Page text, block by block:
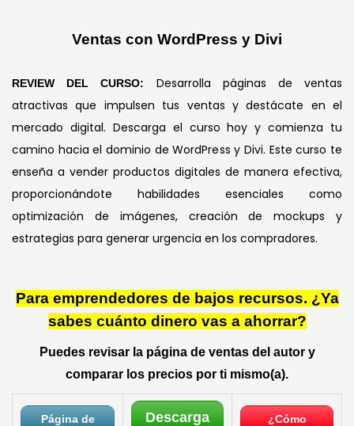
Ventas con WordPress y Divi
REVIEW DEL CURSO: Desarrolla páginas de ventas
atractivas que impulsen tus ventas y destácate en el
mercado digital. Descarga el curso hoy y comienza tu
camino hacia el dominio de WordPress y Divi. Este curso te
enseña a vender productos digitales de manera efectiva,
proporcionándote habilidades esenciales como
optimización de imágenes, creación de mockups y
estrategias para generar urgencia en los compradores.
Para emprendedores de bajos recursos. ¿Ya
sabes cuánto dinero vas a ahorrar?
Puedes revisar la página de ventas del autor y
comparar los precios por ti mismo(a).
Página de
Descarga
¿Cómo